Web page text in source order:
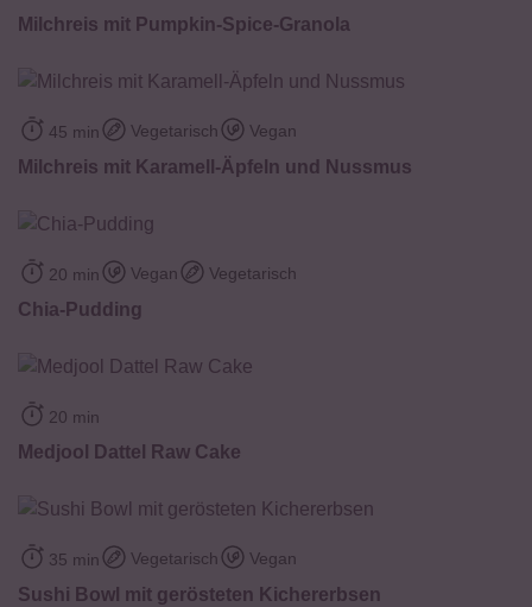
Milchreis mit Pumpkin-Spice-Granola
45 min Vegetarisch Vegan
Milchreis mit Karamell-Äpfeln und Nussmus
20 min Vegan Vegetarisch
Chia-Pudding
20 min
Medjool Dattel Raw Cake
35 min Vegetarisch Vegan
Sushi Bowl mit gerösteten Kichererbsen